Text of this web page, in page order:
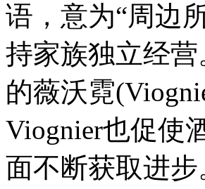
语，意为“周边
持家族独立经
的薇沃霓
Viognier也促使
面不断获取进步